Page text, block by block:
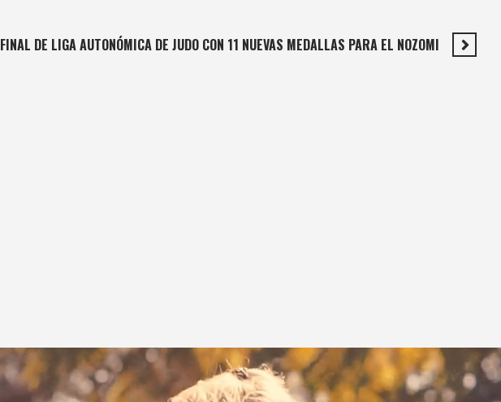
FINAL DE LIGA AUTONÓMICA DE JUDO CON 11 NUEVAS MEDALLAS PARA EL NOZOMI